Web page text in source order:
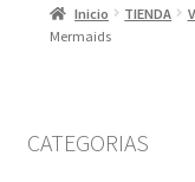
Inicio TIENDA
Mermaids
CATEGORIAS